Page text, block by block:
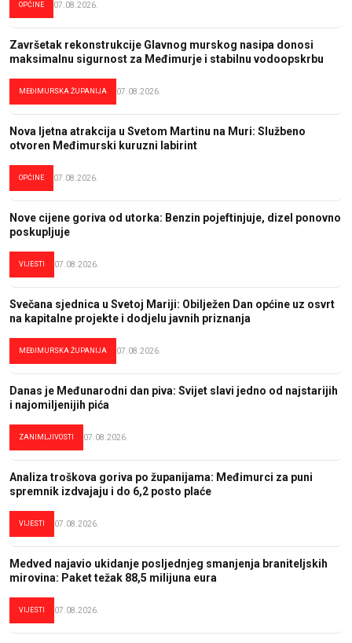
OPĆINE 07.08.2026.
Završetak rekonstrukcije Glavnog murskog nasipa donosi
maksimalnu sigurnost za Međimurje i stabilnu vodoopskrbu
MEĐIMURSKA ŽUPANIJA 07.08.2026.
Nova ljetna atrakcija u Svetom Martinu na Muri: Službeno
otvoren Međimurski kuruzni labirint
OPĆINE 07.08.2026.
Nove cijene goriva od utorka: Benzin pojeftinjuje, dizel ponovno
poskupljuje
VIJESTI 07.08.2026.
Svečana sjednica u Svetoj Mariji: Obilježen Dan općine uz osvrt
na kapitalne projekte i dodjelu javnih priznanja
MEĐIMURSKA ŽUPANIJA 07.08.2026.
Danas je Međunarodni dan piva: Svijet slavi jedno od najstarijih
i najomiljenijih pića
ZANIMLJIVOSTI 07.08.2026.
Analiza troškova goriva po županijama: Međimurci za puni
spremnik izdvajaju i do 6,2 posto plaće
VIJESTI 07.08.2026.
Medved najavio ukidanje posljednjeg smanjenja braniteljskih
mirovina: Paket težak 88,5 milijuna eura
VIJESTI 07.08.2026.